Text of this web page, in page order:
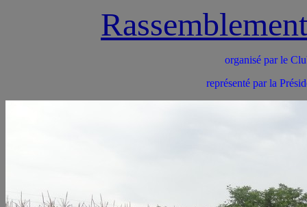
organisé par le
représenté par la